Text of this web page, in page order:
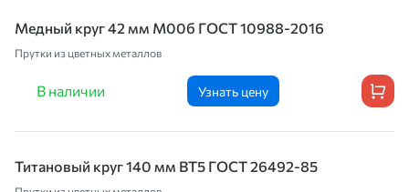
Медный круг 42 мм М00б ГОСТ 10988-2016
Прутки из цветных металлов
В наличии Узнать цену
Титановый круг 140 мм ВТ5 ГОСТ 26492-85